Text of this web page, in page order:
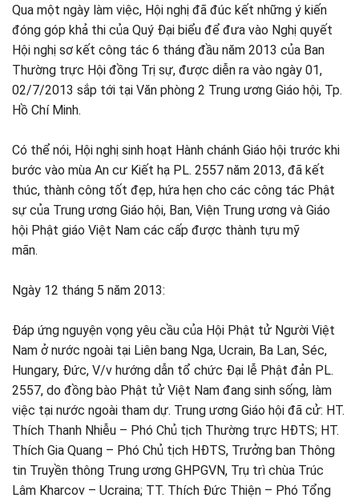
Qua một ngày làm việc, Hội nghị đã đúc kết những ý kiến
đóng góp khả thi của Quý Đại biểu để đưa vào Nghị quyết
Hội nghị sơ kết công tác 6 tháng đầu năm 2013 của Ban
Thường trực Hội đồng Trị sự, được diễn ra vào ngày 01,
02/7/2013 sắp tới tại Văn phòng 2 Trung ương Giáo hội, Tp.
Hồ Chí Minh.
Có thể nói, Hội nghị sinh hoạt Hành chánh Giáo hội trước khi
bước vào mùa An cư Kiết hạ PL. 2557 năm 2013, đã kết
thúc, thành công tốt đẹp, hứa hẹn cho các công tác Phật
sự của Trung ương Giáo hội, Ban, Viện Trung ương và Giáo
hội Phật giáo Việt Nam các cấp được thành tựu mỹ
mãn.
Ngày 12 tháng 5 năm 2013:
Đáp ứng nguyện vọng yêu cầu của Hội Phật tử Người Việt
Nam ở nước ngoài tại Liên bang Nga, Ucrain, Ba Lan, Séc,
Hungary, Đức, V/v hướng dẫn tổ chức Đại lễ Phật đản PL.
2557, do đồng bào Phật tử Việt Nam đang sinh sống, làm
việc tại nước ngoài tham dự. Trung ương Giáo hội đã cử: HT.
Thích Thanh Nhiễu – Phó Chủ tịch Thường trực HĐTS; HT.
Thích Gia Quang – Phó Chủ tịch HĐTS, Trưởng ban Thông
tin Truyền thông Trung ương GHPGVN, Trụ trì chùa Trúc
Lâm Kharcov – Ucraina; TT. Thích Đức Thiện – Phó Tổng